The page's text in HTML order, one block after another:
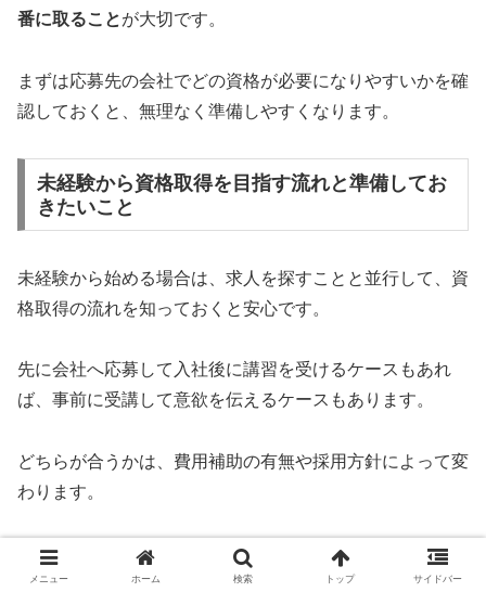
番に取ることが大切です。
まずは応募先の会社でどの資格が必要になりやすいかを確
認しておくと、無理なく準備しやすくなります。
未経験から資格取得を目指す流れと準備してお
きたいこと
未経験から始める場合は、求人を探すことと並行して、資
格取得の流れを知っておくと安心です。
先に会社へ応募して入社後に講習を受けるケースもあれ
ば、事前に受講して意欲を伝えるケースもあります。
どちらが合うかは、費用補助の有無や採用方針によって変
わります。
そのため、最初に情報収集をしておくことが大切です。
メニュー ホーム 検索 トップ サイドバー